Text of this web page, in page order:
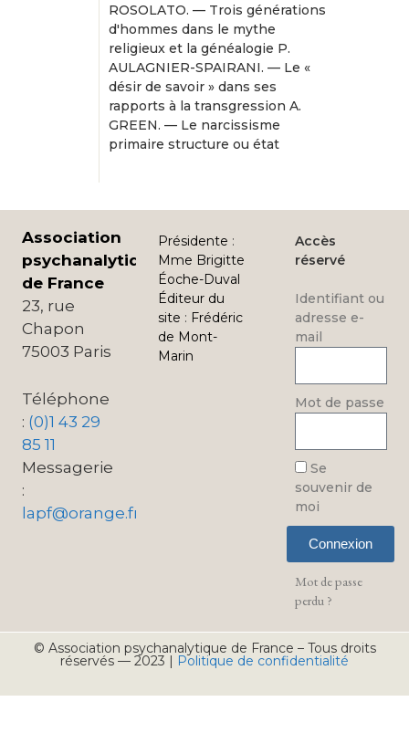
ROSOLATO. — Trois générations
d'hommes dans le mythe
religieux et la généalogie P.
AULAGNIER-SPAIRANI. — Le «
désir de savoir » dans ses
rapports à la transgression A.
GREEN. — Le narcissisme
primaire structure ou état
Association
psychanalytique
de France
23, rue
Chapon
75003 Paris
Téléphone
: (0)1 43 29
85 11
Messagerie
:
lapf@orange.fr
Présidente :
Mme Brigitte
Éoche-Duval
Éditeur du
site : Frédéric
de Mont-
Marin
Accès
réservé
Identifiant ou
adresse e-
mail
Mot de passe
Se
souvenir de
moi
Connexion
Mot de passe
perdu ?
© Association psychanalytique de France – Tous droits
réservés — 2023 | Politique de confidentialité